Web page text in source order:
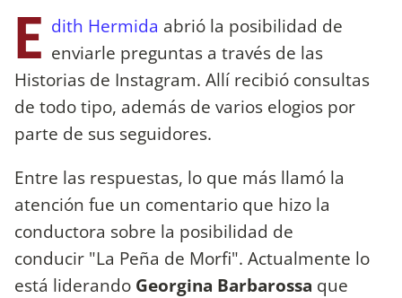
E dith Hermida abrió la posibilidad de
enviarle preguntas a través de las
Historias de Instagram. Allí recibió consultas
de todo tipo, además de varios elogios por
parte de sus seguidores.
Entre las respuestas, lo que más llamó la
atención fue un comentario que hizo la
conductora sobre la posibilidad de
conducir "La Peña de Morfi". Actualmente lo
está liderando Georgina Barbarossa que